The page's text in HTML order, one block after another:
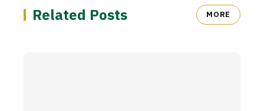
Related Posts MORE